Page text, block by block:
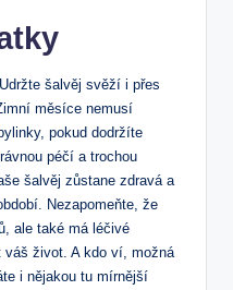
šalvěj svěží i přes
‌měsíce nemusí
‍pokud dodržíte
péčí a‌ trochou
šalvěj‌ zůstane zdravá a
Nezapomeňte, že‌
ale také má léčivé
váš život. A kdo ‍ví, možná⁢
i nějakou tu ⁤mírnější